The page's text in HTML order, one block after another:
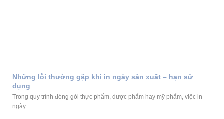
Những lỗi thường gặp khi in ngày sản xuất – hạn sử
dụng
Trong quy trình đóng gói thực phẩm, dược phẩm hay mỹ phẩm, việc in
ngày...